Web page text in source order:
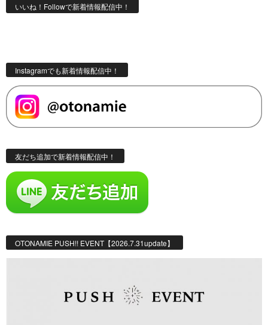
いいね！Followで新着情報配信中！
Instagramでも新着情報配信中！
友だち追加で新着情報配信中！
OTONAMIE PUSH!! EVENT【2026.7.31update】